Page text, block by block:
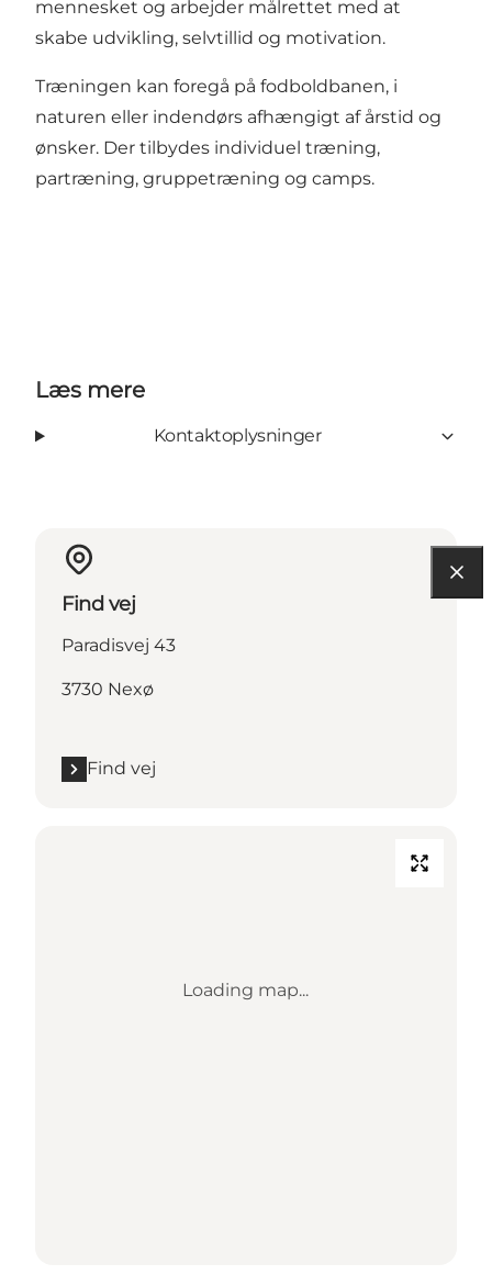
mennesket og arbejder målrettet med at
skabe udvikling, selvtillid og motivation.
Træningen kan foregå på fodboldbanen, i
naturen eller indendørs afhængigt af årstid og
ønsker. Der tilbydes individuel træning,
partræning, gruppetræning og camps.
Læs mere
Kontaktoplysninger
Find vej
Paradisvej 43
3730 Nexø
Find vej
Loading map...